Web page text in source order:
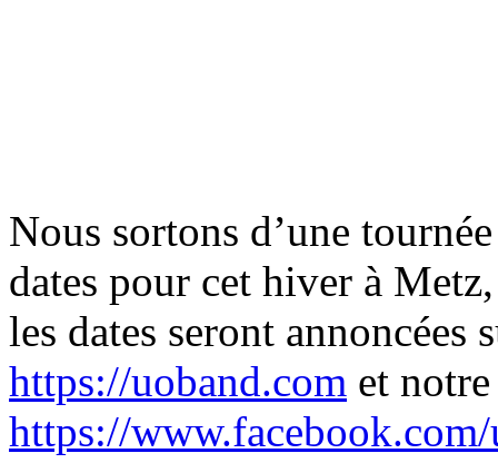
Nous sortons d’une
dates pour cet hiver à
les dates seront annoncées
https://uoband.com et
https://